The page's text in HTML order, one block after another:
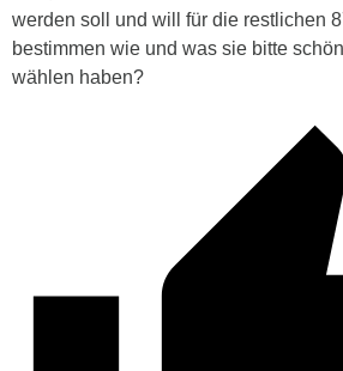
werden soll und will für die restlichen
bestimmen wie und was sie bitte
wählen haben?